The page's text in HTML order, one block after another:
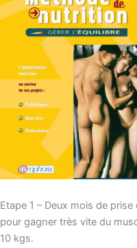
Etape 1 – Deux mois de
pour gagner très vite du
10 kgs.